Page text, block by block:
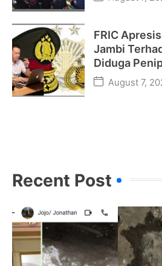
FRIC
Jambi
Diduga
Polri “Jangan
Terulang
August 7,
Recent Post​